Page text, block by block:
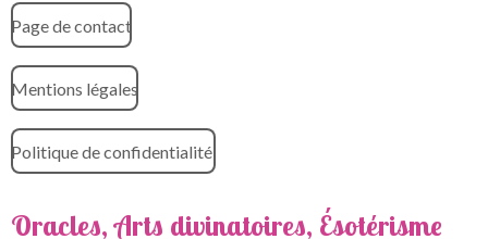
Page de contact
Mentions légales
Politique de confidentialité
Oracles, Arts divinatoires, Ésotérisme